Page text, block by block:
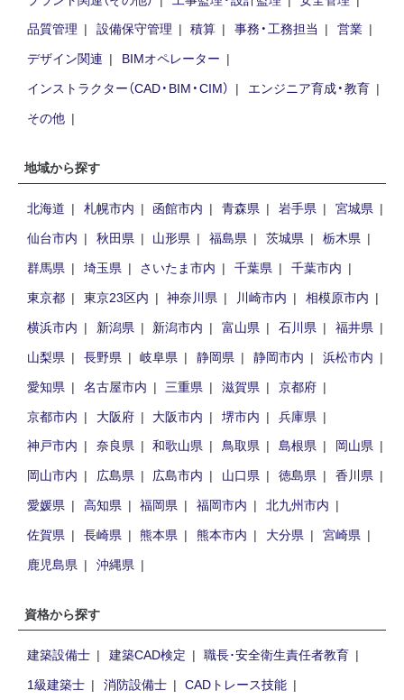
品質管理
設備保守管理 積算 事務・工務担当
営業
デザイン関連
BIMオペレーター
インストラクター（CAD・BIM・CIM）
エンジニア育成・教育
その他
地域から探す
北海道 札幌市内 函館市内 青森県 岩手県
宮城県
仙台市内
秋田県 山形県 福島県 茨城県
栃木県
群馬県
埼玉県 さいたま市内 千葉県
千葉市内
東京都
東京23区内 神奈川県 川崎市内
相模原市内
横浜市内
新潟県 新潟市内 富山県 石川県
福井県
山梨県
長野県 岐阜県 静岡県 静岡市内
浜松市内
愛知県
名古屋市内 三重県 滋賀県
京都府
京都市内
大阪府 大阪市内 堺市内
兵庫県
神戸市内
奈良県 和歌山県 鳥取県 島根県
岡山県
岡山市内
広島県 広島市内 山口県 徳島県
香川県
愛媛県
高知県 福岡県 福岡市内
北九州市内
佐賀県
長崎県 熊本県 熊本市内 大分県
宮崎県
鹿児島県
沖縄県
資格から探す
建築設備士 建築CAD検定
職長･安全衛生責任者教育
1級建築士
消防設備士
CADトレース技能